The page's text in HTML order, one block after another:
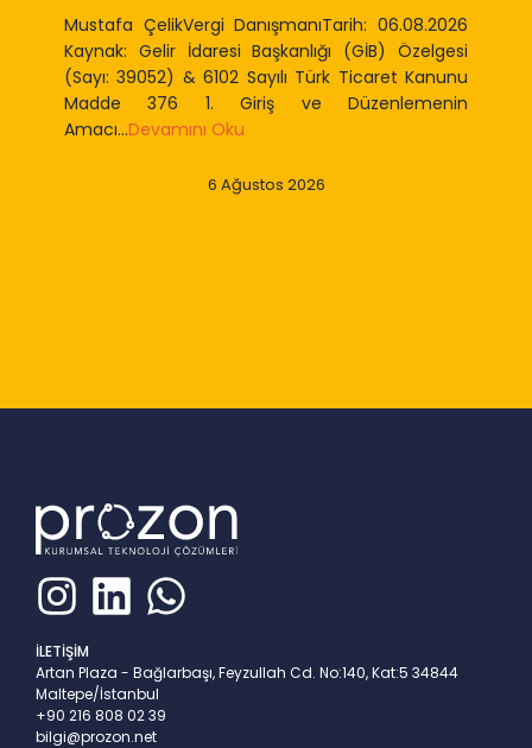
Mustafa ÇelikVergi DanışmanıTarih: 06.08.2026
Kaynak: Gelir İdaresi Başkanlığı (GİB) Özelgesi
(Sayı: 39052) & 6102 Sayılı Türk Ticaret Kanunu
Madde 376 1. Giriş ve Düzenlemenin
Amacı...Devamını Oku
6 Ağustos 2026
İLETİŞİM
Artan Plaza - Bağlarbaşı, Feyzullah Cd. No:140, Kat:5 34844
Maltepe/İstanbul
+90 216 808 02 39
bilgi@prozon.net